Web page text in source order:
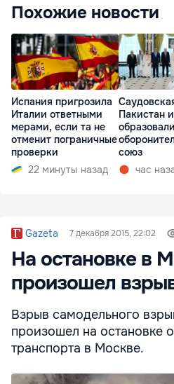
Похожие новости
Испания пригрозила
Италии ответными
мерами, если та не
отменит пограничные
проверки
22 минуты назад
Пакистан
образовали
союз
час
Gazeta 7 декабря 2015, 22:02
На остановке в
произошел
Взрыв самодельного
произошел на остановке
транспорта в Москве.